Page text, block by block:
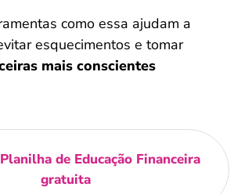
como essa ajudam a
esquecimentos e tomar
mais conscientes
Planilha de Educação Financeira
gratuita